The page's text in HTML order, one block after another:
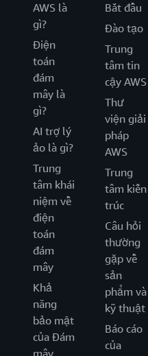
AWS là
gì?
Điện
toán
đám
mây là
gì?
AI trợ lý
ảo là gì?
Trung
tâm khái
niệm về
điện
toán
đám
mây
Khả
năng
bảo mật
của Đám
Bắt đầu
Đào tạo
Trung
tâm tin
cậy AWS
Thư
viện giải
pháp
AWS
Trung
tâm kiến
trúc
Câu hỏi
thường
gặp về
sản
phẩm và
kỹ thuật
Báo cáo
của